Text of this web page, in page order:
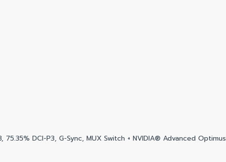
75.35% DCI-P3, G-Sync, MUX Switch + NVIDIA® Advanced Optimus